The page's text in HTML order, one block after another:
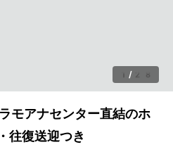
1 / 28
モアナセンター直結のホ
往復送迎つき